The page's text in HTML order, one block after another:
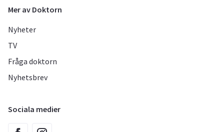
Mer av Doktorn
Nyheter
TV
Fråga doktorn
Nyhetsbrev
Sociala medier